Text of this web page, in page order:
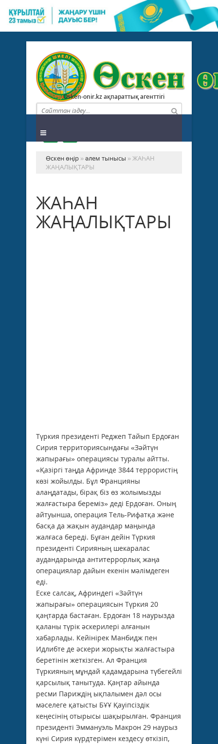
Osken-onir.kz ақпараттық агенттігі
Өскен өңір »әлем тынысы » ЖАҺАН
ЖАҢАЛЫҚТАРЫ
ЖАҺАН
ЖАҢАЛЫҚТАРЫ
Түркия президенті Реджеп Тайып Ердоған
Сирия территориясындағы «Зәйтүн
жапырағы» операциясы туралы айтты.
«Қазіргі таңда Афринде 3844 террористің
көзі жойылды. Бұл Францияны
алаңдатады, бірақ біз өз жолымызды
жалғастыра береміз» деді Ердоған. Оның
айтуынша, операция Тель-Рифатқа және
басқа да жақын аудандар маңында
жалғаса береді. Бұған дейін Түркия
президенті Сирияның шекаралас
аудандарында антитеррорлық жаңа
операциялар дайын екенін мәлімдеген
еді.
Еске салсақ, Африндегі «Зәйтүн
жапырағы» операциясын Түркия 20
қаңтарда бастаған. Ердоған 18 наурызда
қаланы түрік әскерилері алғанын
хабарлады. Кейінірек Манбидж пен
Идлибте де әскери жорықты жалғастыра
беретінін жеткізген. Ал Франция
Түркияның мұндай қадамдарына түбегейлі
қарсылық танытуда. Қаңтар айында
ресми Париждің ықпалымен дәл осы
мәселеге қатысты БҰҰ Қауіпсіздік
кеңесінің отырысы шақырылған. Франция
президенті Эммануэль Макрон 29 наурыз
күні Сирия күрдтерімен кездесу өткізіп,